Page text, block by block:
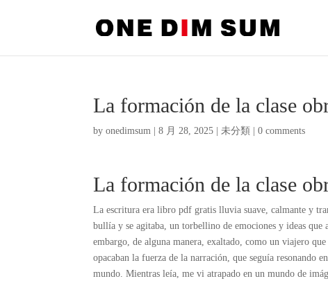
La formación de la clase
byonedimsum |8 月 28, 2025 |未分類 |0 comments
La formación de la clase
La escritura era libro pdf gratis lluvia suave, calmante y
bullía y se agitaba, un torbellino de emociones y ideas
embargo, de alguna manera, exaltado, como un viajero
opacaban la fuerza de la narración, que seguía resonando
mundo. Mientras leía, me vi atrapado en un mundo de